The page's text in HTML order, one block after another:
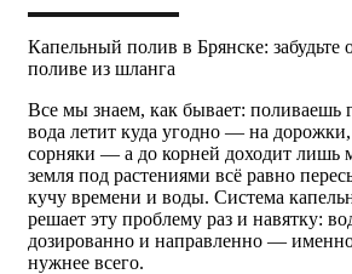
Капельный полив в Брянске: забудьте
поливе из шланга
Все мы знаем, как бывает: поливаешь
вода летит куда угодно — на дорожки,
сорняки — а до корней доходит лишь
земля под растениями всё равно
кучу времени и воды. Система
решает эту проблему раз и навятку:
дозированно и направленно — именно
нужнее всего.